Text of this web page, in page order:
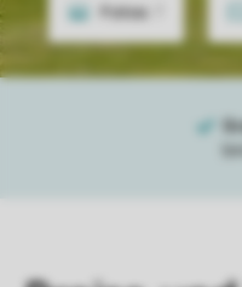
Fotos